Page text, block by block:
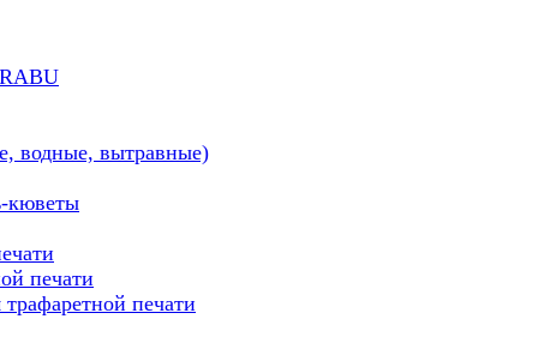
водные, вытравные)
кюветы
печати
печати